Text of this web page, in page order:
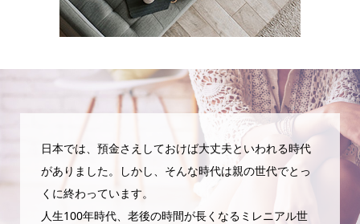
日本では、預金さえしておけば大丈夫といわれる時代
がありました。しかし、そんな時代は親の世代でとっ
くに終わっています。
人生100年時代、老後の時間が長くなるミレニアル世